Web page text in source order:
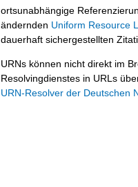
ortsunabhängige
ändernden Uniform Resource
dauerhaft sichergestellten
URNs können nicht direkt im
Resolvingdienstes in URLs
URN-Resolver der Deutschen